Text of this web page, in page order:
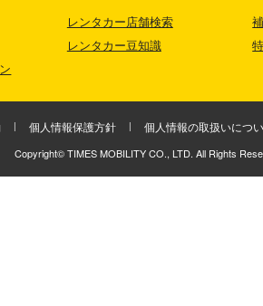
レンタカー店舗検索
レンタカー豆知識
個人情報保護方針 個人情報の取扱いにつ
Copyright© TIMES MOBILITY CO., LTD. All Rights